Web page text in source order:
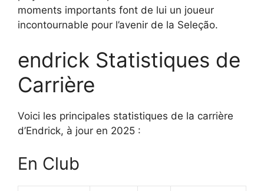
moments importants font de lui un joueur
incontournable pour l’avenir de la Seleção.
endrick Statistiques de
Carrière
Voici les principales statistiques de la carrière
d’Endrick, à jour en 2025 :
En Club